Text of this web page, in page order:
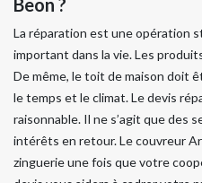
Beon ?
La réparation est une opération
important dans la vie. Les
De même, le toit de maison doit
le temps et le climat. Le devis
raisonnable. Il ne s’agit que des
intérêts en retour. Le couvreur
zinguerie une fois que votre